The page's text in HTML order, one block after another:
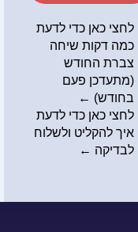
לחצי כאן כדי לדעת
כמה דקות שיחה
צברת החודש
(מתעדכן פעם
בחודש) ←
לחצי כאן כדי לדעת
איך להקליט ולשלוח
לבדיקה ←